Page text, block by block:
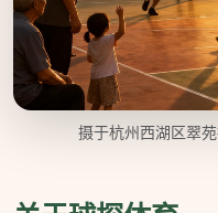
摄于杭州西湖区翠